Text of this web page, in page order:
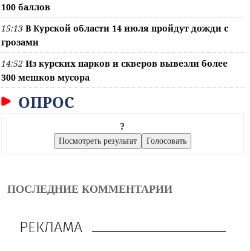
100 баллов
15:13 В Курской области 14 июля пройдут дожди с
грозами
14:52 Из курских парков и скверов вывезли более
300 мешков мусора
ОПРОС
?
ПОСЛЕДНИЕ КОММЕНТАРИИ
РЕКЛАМА